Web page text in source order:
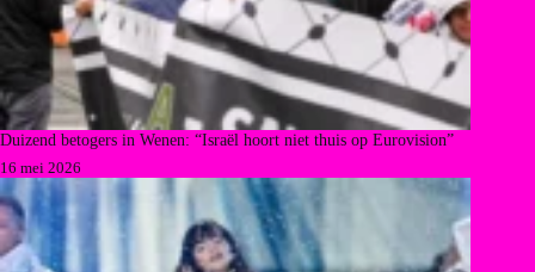
Duizend betogers in Wenen: “Israël hoort niet thuis op Eurovision”
16 mei 2026